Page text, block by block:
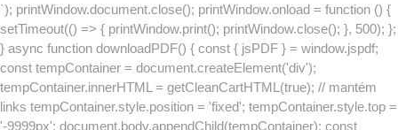
`); printWindow.document.close(); printWindow.onload = function () {
setTimeout(() => { printWindow.print(); printWindow.close(); }, 500); };
} async function downloadPDF() { const { jsPDF } = window.jspdf;
const tempContainer = document.createElement('div');
tempContainer.innerHTML = getCleanCartHTML(true); // mantém
links tempContainer.style.position = 'fixed'; tempContainer.style.top =
'-9999px'; document.body.appendChild(tempContainer); const